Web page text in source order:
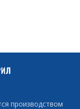
производством